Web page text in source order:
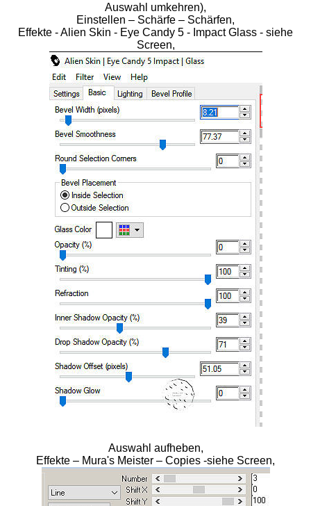
Auswahl umkehren),
Einstellen – Schärfe – Schärfen,
Effekte - Alien Skin - Eye Candy 5 - Impact Glass - siehe
Screen,
Auswahl aufheben,
Effekte – Mura's Meister – Copies -siehe Screen,